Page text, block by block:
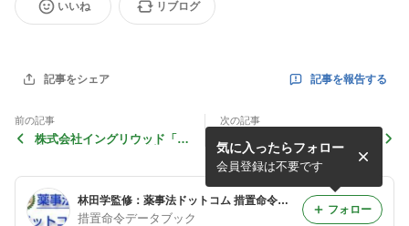
いいね リブログ
記事をシェア 記事を報告する
前の記事
株式会社イングリウッド「令
次の記事
株式会社ジャパネットたかた
「令和7年9月12日」
林田学監修：薬事法ドットコム 措置命令・確約手続きデータブック
措置命令データブック
気に入ったらフォロー
会員登録は不要です
フォロー